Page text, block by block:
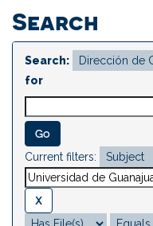
Search
Search:
for
Current filters: